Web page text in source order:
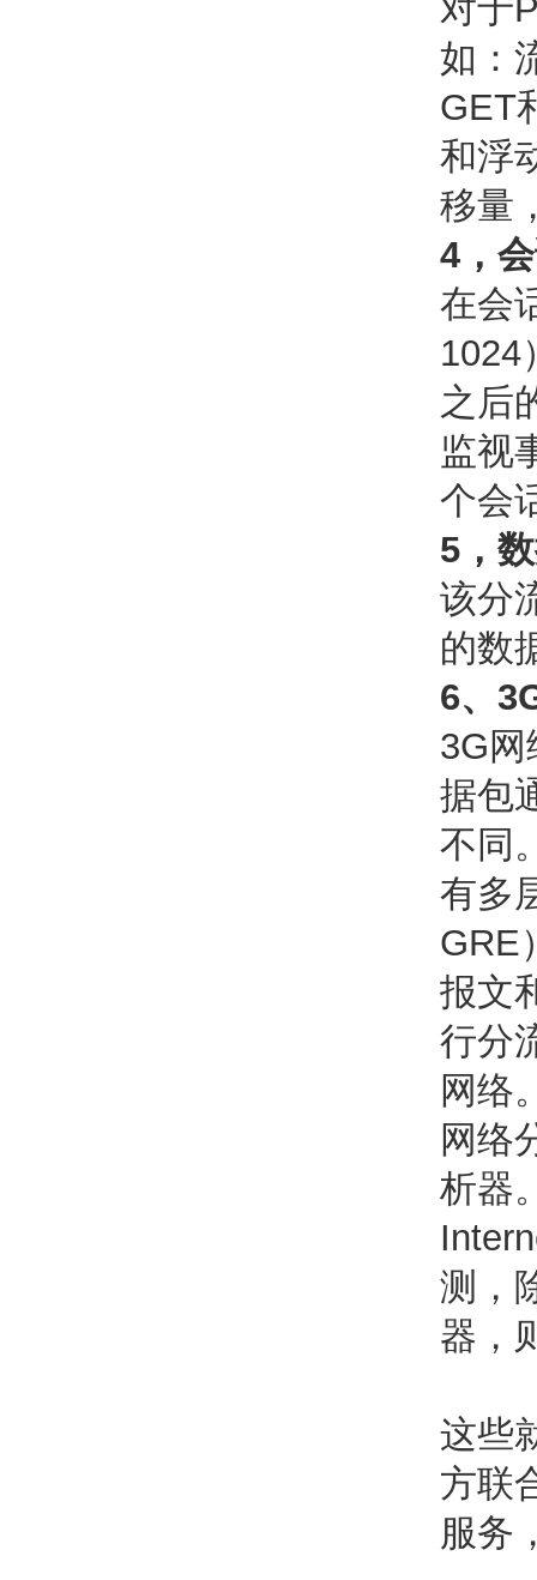
对于
如：
GET
和浮
移量
4，
在会
1024
之后
监视
个会
5，
该分
的数
6、
3G网
据包
不同
有多
GRE
报文
行分
网络
网络
析器
测，
器，
这些
方联
服务